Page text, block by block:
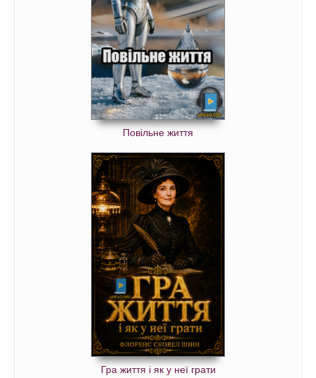
Повільне життя
Гра життя і як у неї грати